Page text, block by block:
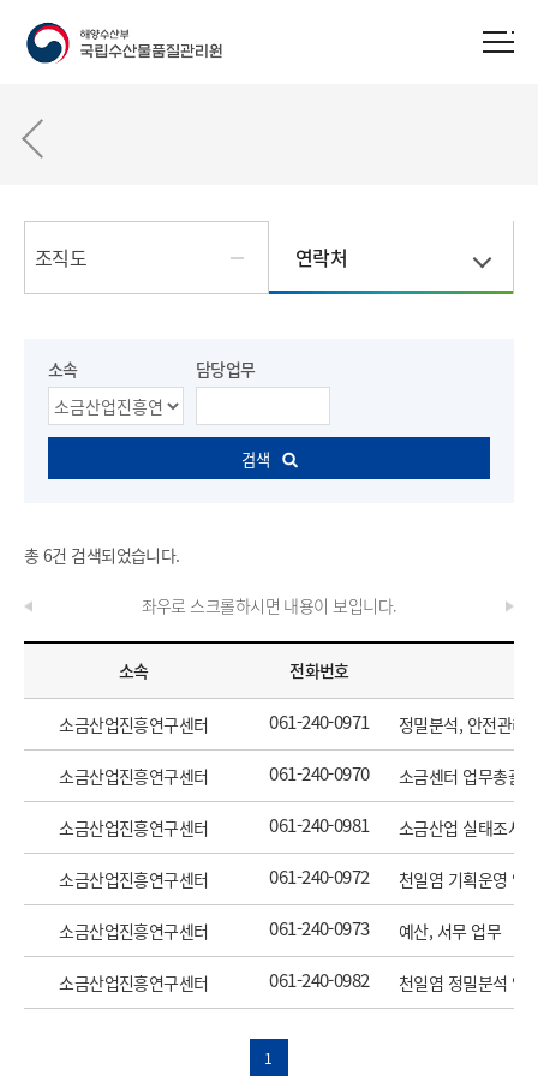
조직도 연락처
소속 담당업무
검색
총 6건 검색되었습니다.
좌우로 스크롤하시면 내용이 보입니다.
소속 전화번호
소금산업진흥연구센터 061-240-0971 정밀분석, 안전관리
소금산업진흥연구센터 061-240-0970 소금센터 업무총괄
소금산업진흥연구센터 061-240-0981 소금산업 실태조사
소금산업진흥연구센터 061-240-0972 천일염 기획운영 업
소금산업진흥연구센터 061-240-0973 예산, 서무 업무
소금산업진흥연구센터 061-240-0982 천일염 정밀분석 업
1